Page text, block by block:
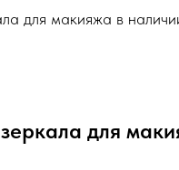
для макияжа в
для